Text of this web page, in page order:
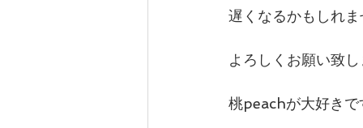
遅くなるかもしれ
よろしくお願い致し
桃peachが大好きで